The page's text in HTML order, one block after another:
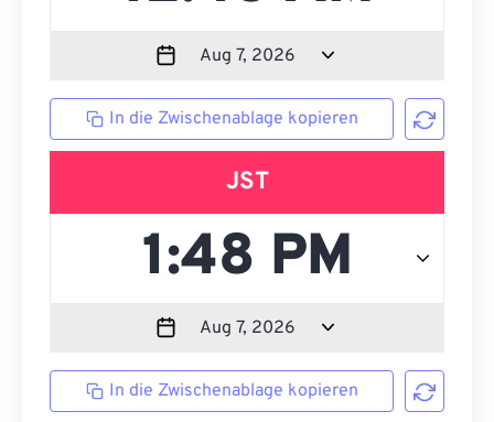
In die Zwischenablage kopieren
JST
In die Zwischenablage kopieren